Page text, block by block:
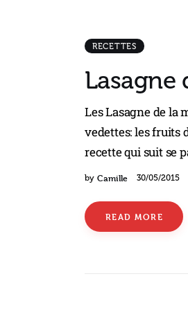
RECETTES
Lasagne
Les Lasagne de la
vedettes: les fruits
recette qui suit se
by Camille 30/05/2015
READ MORE